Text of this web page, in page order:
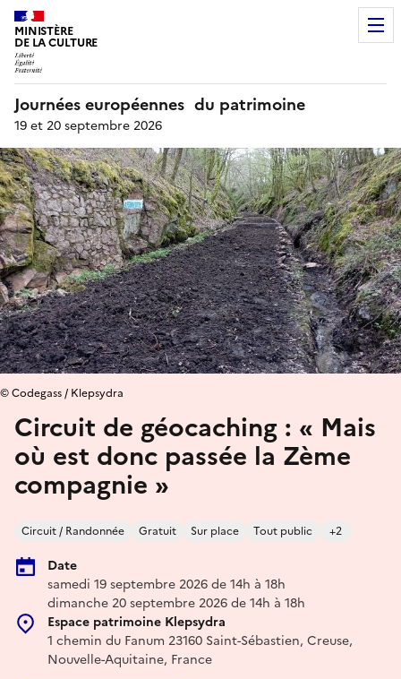
MINISTÈRE
DE LA CULTURE
Journées européennes du patrimoine
19 et 20 septembre 2026
Circuit de géocaching : « Mais
où est donc passée la Zème
compagnie »
Circuit / Randonnée Gratuit Sur place Tout public +2
Date
samedi 19 septembre 2026 de 14h à 18h
dimanche 20 septembre 2026 de 14h à 18h
Espace patrimoine Klepsydra
1 chemin du Fanum 23160 Saint-Sébastien, Creuse,
Nouvelle-Aquitaine, France
© Codegass / Klepsydra